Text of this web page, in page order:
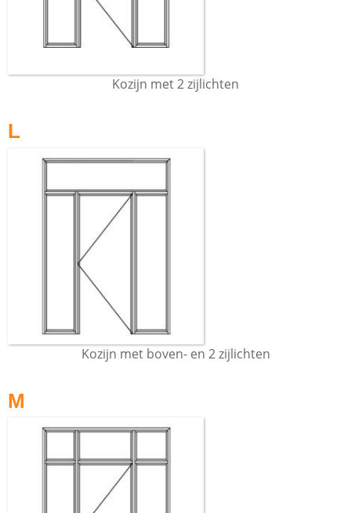
Kozijn met 2 zijlichten
L
Kozijn met boven- en 2 zijlichten
M